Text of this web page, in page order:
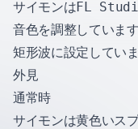
サイモンはFL
音色を調整していま
矩形波に設定していま
外見
通常時
サイモンは黄色いス